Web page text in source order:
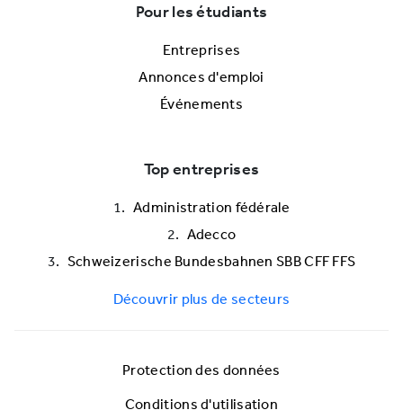
Pour les étudiants
Entreprises
Annonces d'emploi
Événements
Top entreprises
Administration fédérale
Adecco
Schweizerische Bundesbahnen SBB CFF FFS
Découvrir plus de secteurs
Protection des données
Conditions d'utilisation